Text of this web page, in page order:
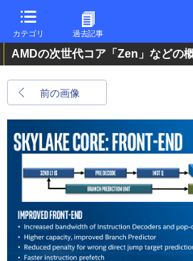
カテゴリ 過去記事
AMDの次世代コア「Zen」などの
前の画像